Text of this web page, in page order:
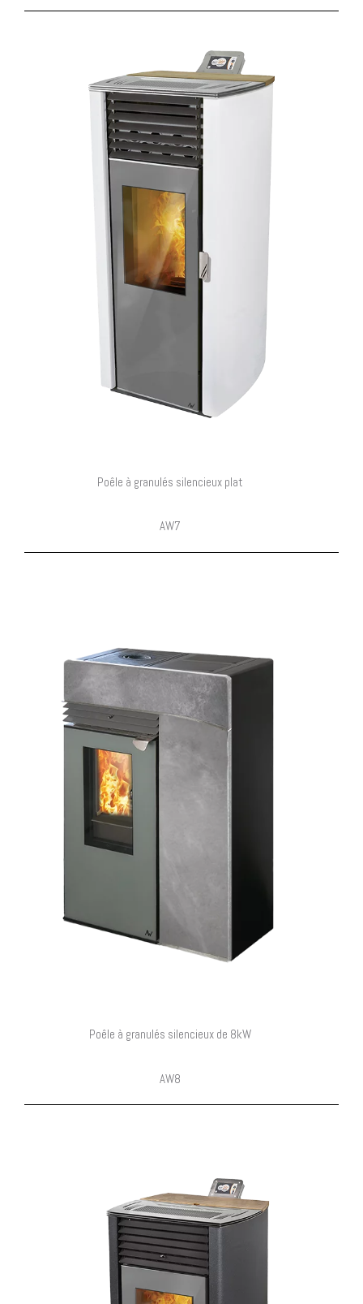
Poêle à granulés silencieux plat
AW7
Poêle à granulés silencieux de 8kW
AW8